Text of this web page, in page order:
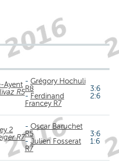
Ayent
R5
- Grégory Hochuli
R8
- Ferdinand
Francey R7
3:6
2:6
2
R7
- Oscar Baruchet
R5
- Julien Fosserat
R7
3:6
1:6